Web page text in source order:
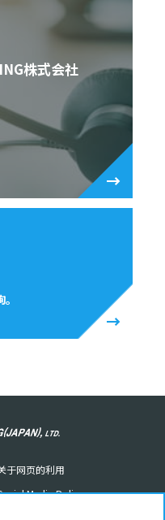
株式会社
于网页的利用
Media Policy